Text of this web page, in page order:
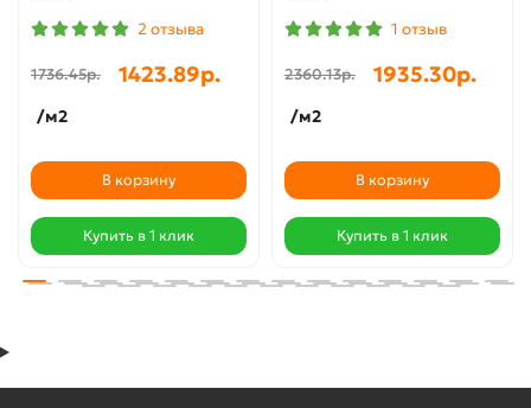
2 отзыва
1736.45р. 1423.89р.
/м2
В корзину
Купить в 1 клик
1 отзыв
2360.13р. 1935.30р.
/м2
В корзину
Купить в 1 клик